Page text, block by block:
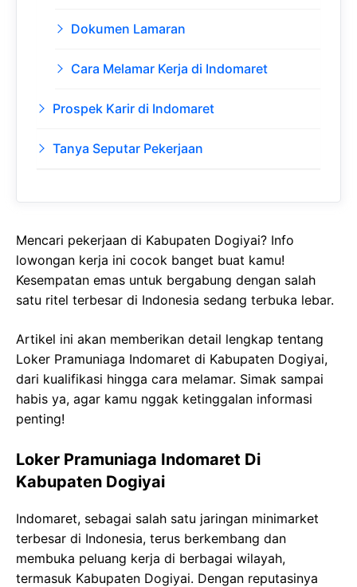
Dokumen Lamaran
Cara Melamar Kerja di Indomaret
Prospek Karir di Indomaret
Tanya Seputar Pekerjaan
Mencari pekerjaan di Kabupaten Dogiyai? Info
lowongan kerja ini cocok banget buat kamu!
Kesempatan emas untuk bergabung dengan salah
satu ritel terbesar di Indonesia sedang terbuka lebar.
Artikel ini akan memberikan detail lengkap tentang
Loker Pramuniaga Indomaret di Kabupaten Dogiyai,
dari kualifikasi hingga cara melamar. Simak sampai
habis ya, agar kamu nggak ketinggalan informasi
penting!
Loker Pramuniaga Indomaret Di
Kabupaten Dogiyai
Indomaret, sebagai salah satu jaringan minimarket
terbesar di Indonesia, terus berkembang dan
membuka peluang kerja di berbagai wilayah,
termasuk Kabupaten Dogiyai. Dengan reputasinya